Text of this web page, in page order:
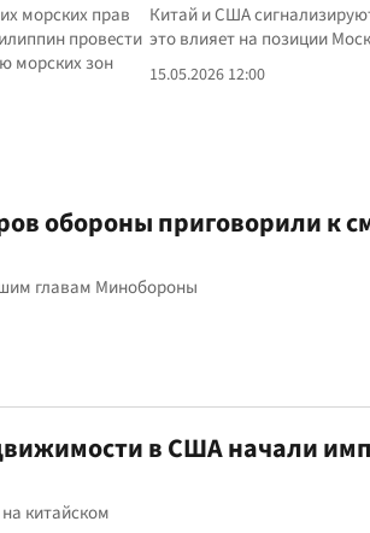
морских прав
провести
морских зон
Китай и США
это влияет на позиции
15.05.2026 12:00
обороны приговорили к
главам Минобороны
в США начали
китайском